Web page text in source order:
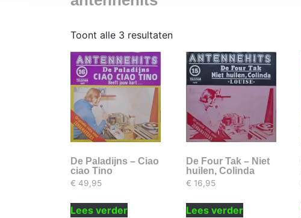
Toont alle 3 resultatenGesorteerd
nieuwste
De Paladijns – Ciao
ciao Tino
€ 49,95
Lees verder
De Four Tak – Niet
huilen, Colinda
€ 16,95
Lees verder